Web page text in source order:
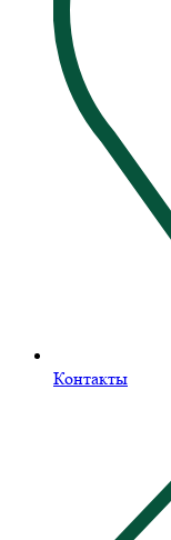
Контакты